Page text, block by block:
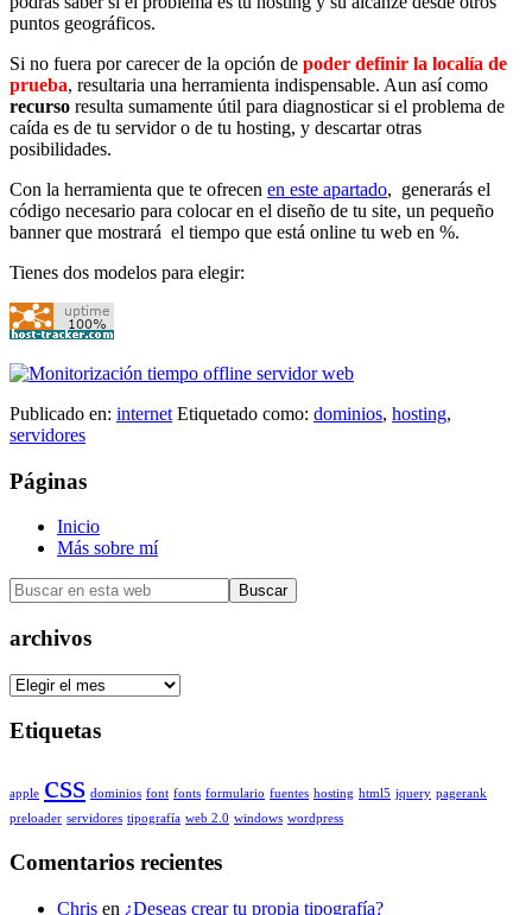
puntos geográficos.
Si no fuera por carecer de la opción de poder definir la localía de
prueba, resultaria una herramienta indispensable. Aun así como
recurso resulta sumamente útil para diagnosticar si el problema de
caída es de tu servidor o de tu hosting, y descartar otras
posibilidades.
Con la herramienta que te ofrecen en este apartado, generarás el
código necesario para colocar en el diseño de tu site, un pequeño
banner que mostrará el tiempo que está online tu web en %.
Tienes dos modelos para elegir:
Publicado en: internet Etiquetado como: dominios, hosting,
servidores
Barra
lateral
principal
Páginas
Inicio
Más sobre mí
Buscar
en
web
archivos
archivos
Etiquetas
apple css dominios font fonts formulario fuentes hosting html5 jquery pagerank
preloader servidores tipografía web 2.0 windows wordpress
Comentarios recientes
Chris en ¿Deseas crear tu propia tipografía?